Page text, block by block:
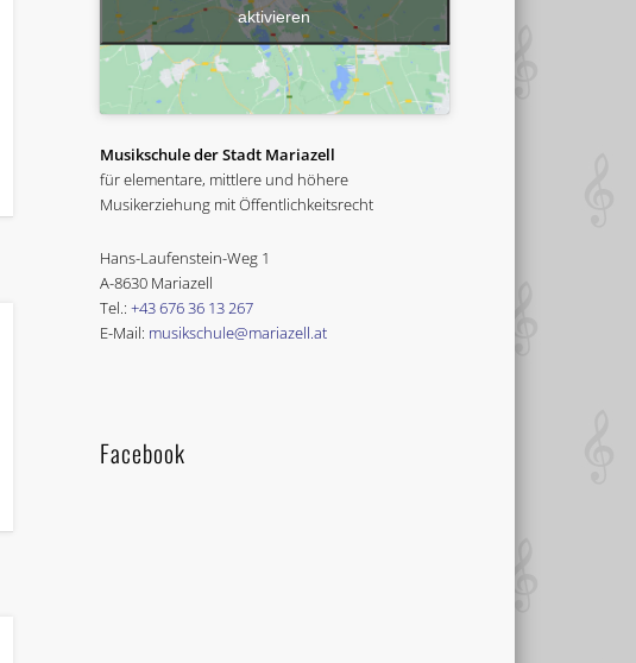
aktivieren
Musikschule der Stadt Mariazell
für elementare, mittlere und höhere
Musikerziehung mit Öffentlichkeitsrecht
Hans-Laufenstein-Weg 1
A-8630 Mariazell
Tel.: +43 676 36 13 267
E-Mail: musikschule@mariazell.at
Facebook